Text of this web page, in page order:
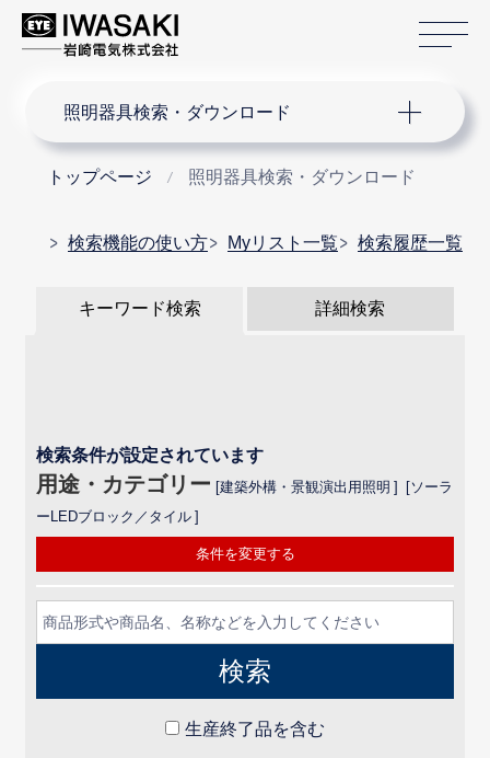
照明器具検索・ダウンロード
トップページ 照明器具検索・ダウンロード
検索機能の使い方 Myリスト一覧 検索履歴一覧
キーワード検索 詳細検索
条件を変更する
検索条件が設定されています
用途・カテゴリー 建築外構・景観演出用照明
ソーラ
ーLEDブロック／タイル
生産終了品を含む